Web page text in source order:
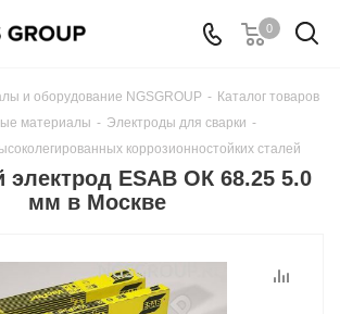
0
и оборудование NGSGROUP - Каталог товаров
материалы - Электроды для сварки -
коррозионностойких сталей
ESAB ОК 68.25 5.0
мм в Москве